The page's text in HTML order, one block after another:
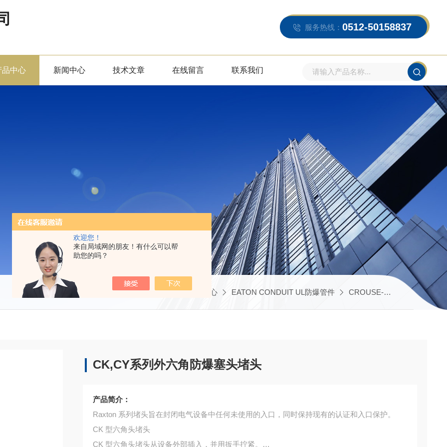
欢迎您！
来自局域网的朋友！有什么可以帮
助您的吗？
服务热线： 0512-50158837
品中心 新闻中心 技术文章 在线留言 联系我们
当前位置：首页 产品中心 EATON CONDUIT UL防爆管件 CROUSE-HINDS 排水呼吸阀
CK,CY系列外六角防爆塞头堵头
产品简介：
Raxton 系列堵头旨在封闭电气设备中任何未使用的入口，同时保持现有的认证和入口保护。
CK 型六角头堵头
CK 型六角头堵头从设备外部插入，并用扳手拧紧。